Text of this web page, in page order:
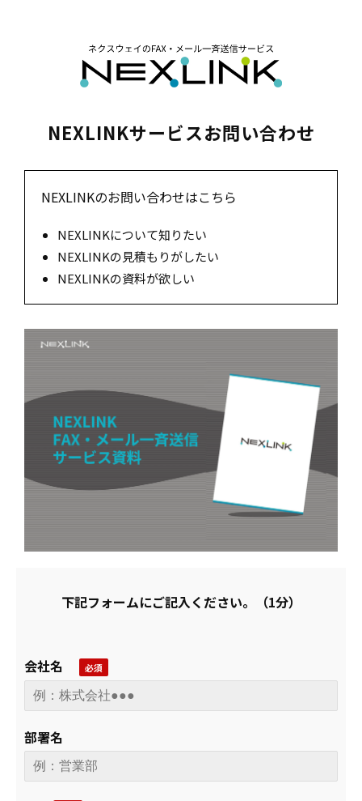
NEXLINKサービスお問い合わせ
NEXLINKのお問い合わせはこちら
NEXLINKについて知りたい
NEXLINKの見積もりがしたい
NEXLINKの資料が欲しい
下記フォームにご記入ください。（1分）
会社名
部署名